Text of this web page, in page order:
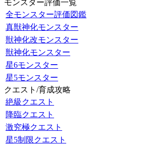
モンスター評価一覧
全モンスター評価図鑑
真獣神化モンスター
獣神化改モンスター
獣神化モンスター
星6モンスター
星5モンスター
クエスト/育成攻略
絶級クエスト
降臨クエスト
激究極クエスト
星5制限クエスト